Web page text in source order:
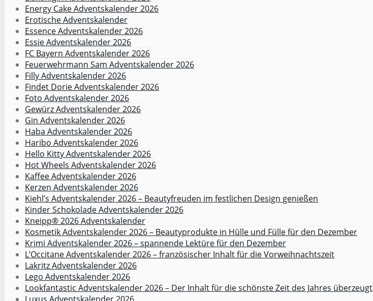
Energy Cake Adventskalender 2026
Erotische Adventskalender
Essence Adventskalender 2026
Essie Adventskalender 2026
FC Bayern Adventskalender 2026
Feuerwehrmann Sam Adventskalender 2026
Filly Adventskalender 2026
Findet Dorie Adventskalender 2026
Foto Adventskalender 2026
Gewürz Adventskalender 2026
Gin Adventskalender 2026
Haba Adventskalender 2026
Haribo Adventskalender 2026
Hello Kitty Adventskalender 2026
Hot Wheels Adventskalender 2026
Kaffee Adventskalender 2026
Kerzen Adventskalender 2026
Kiehl’s Adventskalender 2026 – Beautyfreuden im festlichen Design genießen
Kinder Schokolade Adventskalender 2026
Kneipp® 2026 Adventskalender
Kosmetik Adventskalender 2026 – Beautyprodukte in Hülle und Fülle für den Dezember
Krimi Adventskalender 2026 – spannende Lektüre für den Dezember
L’Occitane Adventskalender 2026 – französischer Inhalt für die Vorweihnachtszeit
Lakritz Adventskalender 2026
Lego Adventskalender 2026
Lookfantastic Adventskalender 2026 – Der Inhalt für die schönste Zeit des Jahres überzeugt